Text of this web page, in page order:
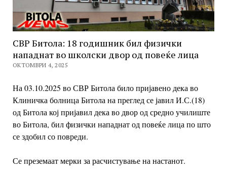
СВР Битола: 18 годишник бил физички
нападнат во школски двор од повеќе лица
ОКТОМВРИ 4, 2025
На 03.10.2025 во СВР Битола било пријавено дека во
Клиничка болница Битола на преглед се јавил И.С.(18)
од Битола кој пријавил дека во двор од средно училиште
во Битола, бил физички нападнат од повеќе лица по што
се здобил со повреди.
Се преземаат мерки за расчистување на настанот.